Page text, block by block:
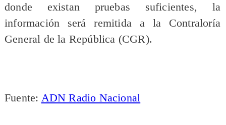
donde existan pruebas suficientes, la
información será remitida a la Contraloría
General de la República (CGR).
Fuente: ADN Radio Nacional